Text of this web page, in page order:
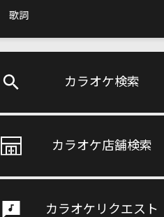
歌詞
カラオケ検索
カラオケ店舗検索
カラオケリクエスト